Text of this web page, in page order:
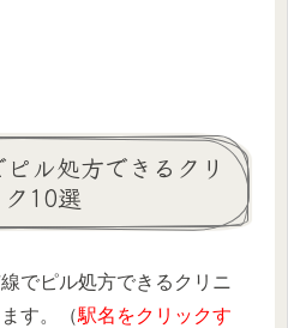
ル処方できるクリ
10選
でピル処方できるクリニ
す。（駅名をクリックす